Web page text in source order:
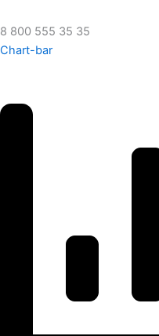
8 800 555 35 35
Chart-bar